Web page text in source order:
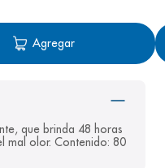
Agregar
que brinda 48 horas
mal olor. Contenido: 80